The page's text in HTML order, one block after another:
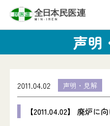
声明
2011.04.02 声明・見解
【2011.04.02】 廃炉に